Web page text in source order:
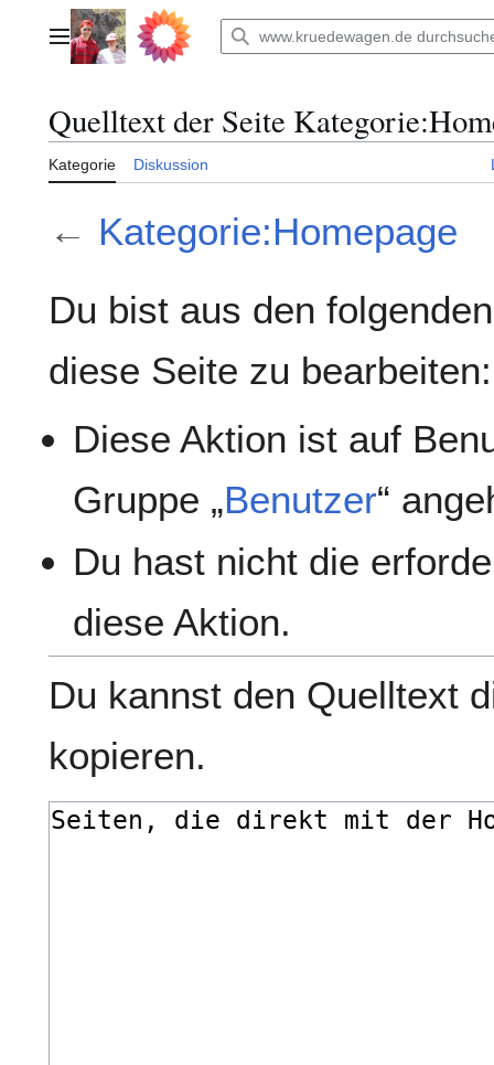
springenHauptmenü
Quelltext der Seite
Kategorie Diskussion
← Kategorie:Homepage
Du bist aus den
diese Seite zu bearbeiten:
Diese Aktion ist auf
Gruppe „Benutzer“
Du hast nicht die
diese Aktion.
Du kannst den Quelltext
kopieren.